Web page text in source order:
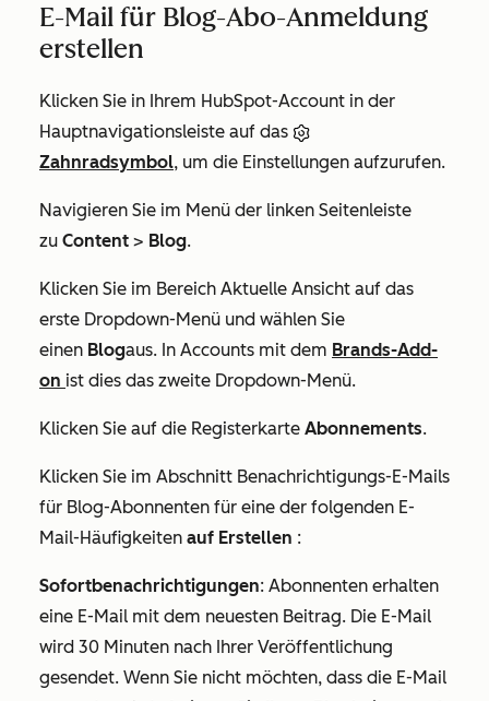
E-Mail für Blog-Abo-Anmeldung
erstellen
Klicken Sie in Ihrem HubSpot-Account in der
Hauptnavigationsleiste auf das
Zahnradsymbol, um die Einstellungen aufzurufen.
Navigieren Sie im Menü der linken Seitenleiste
zu Content > Blog.
Klicken Sie im Bereich Aktuelle Ansicht auf das
erste Dropdown-Menü und wählen Sie
einen Blogaus. In Accounts mit dem Brands-Add-
on ist dies das zweite Dropdown-Menü.
Klicken Sie auf die Registerkarte Abonnements.
Klicken Sie im Abschnitt Benachrichtigungs-E-Mails
für Blog-Abonnenten für eine der folgenden E-
Mail-Häufigkeiten auf Erstellen :
Sofortbenachrichtigungen: Abonnenten erhalten
eine E-Mail mit dem neuesten Beitrag. Die E-Mail
wird 30 Minuten nach Ihrer Veröffentlichung
gesendet. Wenn Sie nicht möchten, dass die E-Mail